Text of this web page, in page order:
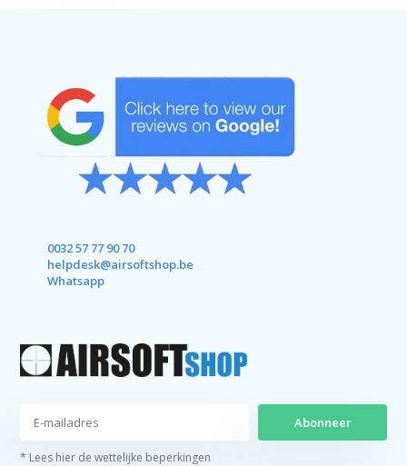
0032 57 77 90 70
helpdesk@airsoftshop.be
Whatsapp
Abonneer
* Lees hier de wettelijke beperkingen